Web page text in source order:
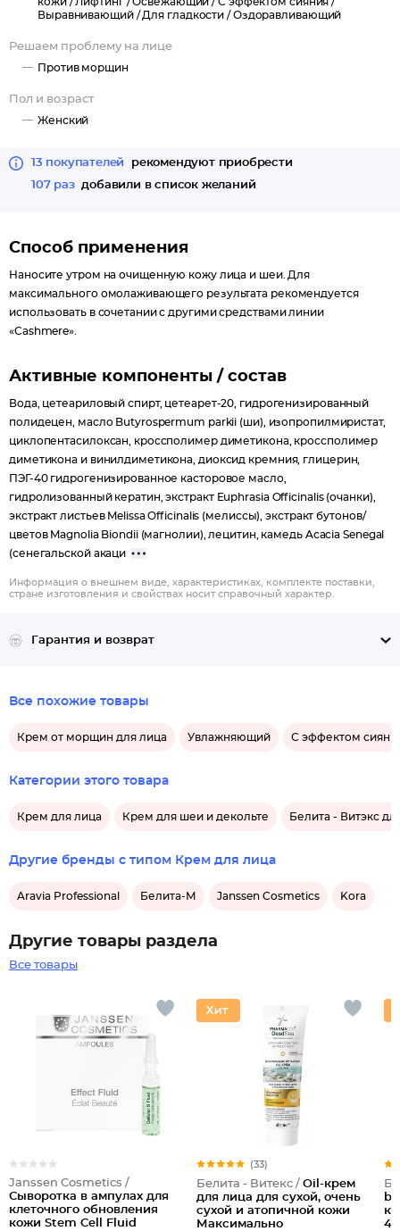
поддерживающий каркас, который мгновенно преображает
выравнивает кожу.
Мгновенный результат: морщинки уменьшаются, кожа
Длительный результат: заметно сокращается глубина морщин,
Выравнивающий /Для гладкости /Оздоравливающий
Решаем проблему на лице
Против морщин
Пол и возраст
Женский
13 покупателей
рекомендуют приобрести
107 раз добавили в список желаний
Способ применения
Наносите утром на очищенную кожу лица и шеи. Для
максимального омолаживающего результата рекомендуется
использовать в сочетании с другими средствами линии
«Cashmere».
Активные компоненты / состав
Вода, цетеариловый спирт, цетеарет-20, гидрогенизированный
полидецен, масло Butyrospermum parkii (ши), изопропилмиристат,
циклопентасилоксан, кроссполимер диметикона, кроссполимер
диметикона и винилдиметикона, диоксид кремния, глицерин,
ПЭГ-40 гидрогенизированное касторовое масло,
гидролизованный кератин, экстракт Euphrasia Officinalis (очанки),
экстракт листьев Melissa Officinalis (мелиссы), экстракт бутонов/
цветов Magnolia Biondii (магнолии), лецитин, камедь Acacia Senegal
(сенегальской акаци
Информация о внешнем виде, характеристиках, комплекте поставки,
стране изготовления и свойствах носит справочный характер.
Гарантия и возврат
Все похожие товары
Крем от морщин для лица Увлажняющий С эффектом
Категории этого товара
Крем для лица Крем для шеи и декольте Белита - Витэкс
Другие бренды с типом Крем для лица
Aravia Professional Белита-М Janssen Cosmetics Kora
Другие товары раздела
Все товары
Janssen Cosmetics /
Сыворотка в ампулах для
клеточного обновления
кожи Stem Cell Fluid
(33)
Белита - Витекс / Oil-крем
для лица для сухой, очень
сухой и атопичной кожи
Максимально